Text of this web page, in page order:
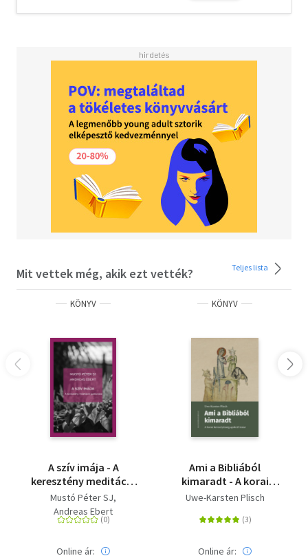
nyakában és nyájában, az Ő legelőjén. Adorján Kálmán
határokat lép át, de úgy, ahogyan kevesen szoktunk: a
keresztény hit lelki oldalán keresztül szólítja meg azt a
nem keresztény szubkultúrát, amit a filozófián és a
keresztény teizmuson belül általában a ráció és az
istenérvek felől közelítünk meg. Így könyve egyrészt
hiánypótló munka a magyar közegben, másrészt színesíti
a párbeszédet és erősíti Isten ügyét. Nagy Gergely
(református teológus, apologéta) Visky István
Nagyváradon született 1976-ban. Egyetemi tanulmányait
a kolozsvári Protestáns Teológiai Intézetben végezte,
majd médiaelméleti és újságírói főiskolán is oklevelet
Mit vettek még, akik ezt vették? Teljes lista
KÖNYV
A szív imája - A
keresztény meditáció
gyakorlata
Mustó Péter SJ
Andreas Ebert
Online ár:
KÖNYV
Ami a Bibliából
kimaradt - A korai
keresztyénség apokrif
Uwe-Karsten Plisch
Online ár: